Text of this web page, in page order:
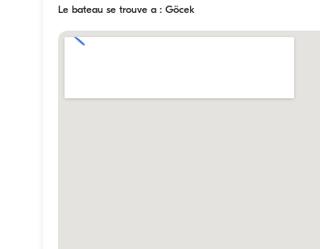
Le bateau se trouve a : Göcek